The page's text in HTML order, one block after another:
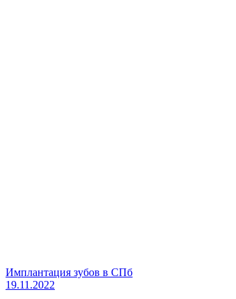
Имплантация зубов в СПб
19.11.2022